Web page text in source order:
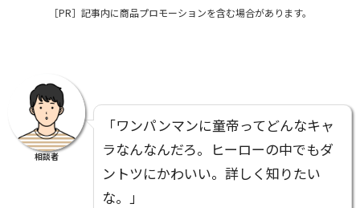
［PR］ 記事内に商品プロモーションを含む場合があります。
相談者
「ワンパンマンに童帝ってどんなキャ
ラなんなんだろ。ヒーローの中でもダ
ントツにかわいい。詳しく知りたい
な。」